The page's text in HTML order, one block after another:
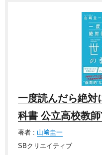
一度読んだら絶対
科書 公立高校教
著者 : 山﨑圭一
SBクリエイティブ